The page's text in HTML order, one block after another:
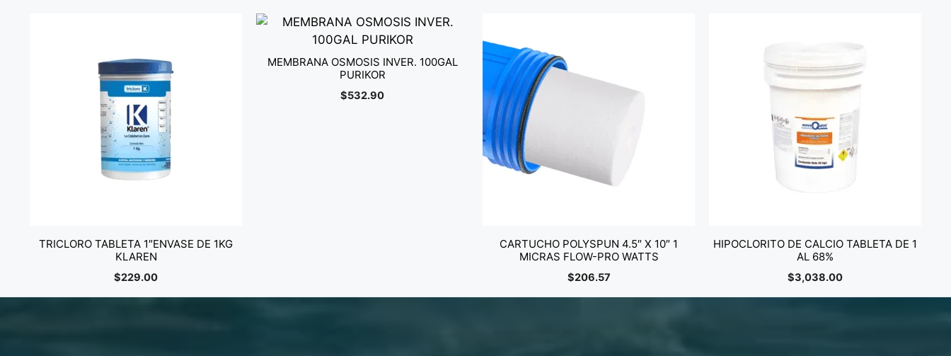
TRICLORO TABLETA 1″ENVASE DE 1KG
KLAREN
$229.00
MEMBRANA OSMOSIS INVER. 100GAL
PURIKOR
$532.90
CARTUCHO POLYSPUN 4.5″ X 10″ 1
MICRAS FLOW-PRO WATTS
$206.57
HIPOCLORITO DE CALCIO TABLETA DE 1
AL 68%
$3,038.00